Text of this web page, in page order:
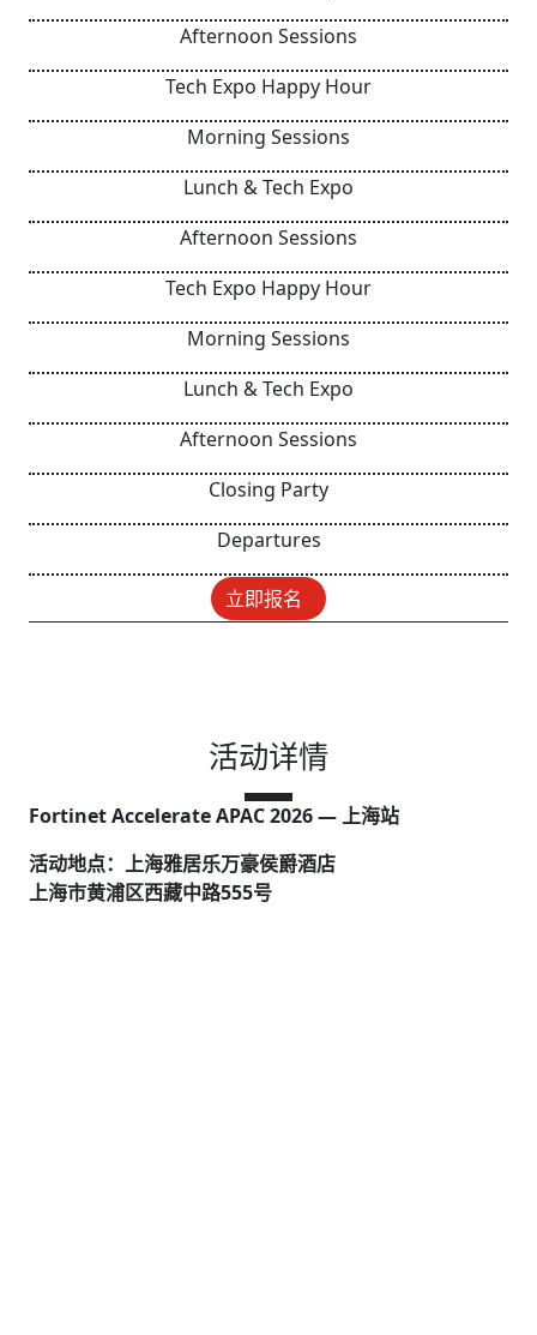
Afternoon Sessions
Tech Expo Happy Hour
Morning Sessions
Lunch & Tech Expo
Afternoon Sessions
Tech Expo Happy Hour
Morning Sessions
Lunch & Tech Expo
Afternoon Sessions
Closing Party
Departures
立即报名
活动详情
Fortinet Accelerate APAC 2026 — 上海站
活动地点：上海雅居乐万豪侯爵酒店
上海市黄浦区西藏中路555号